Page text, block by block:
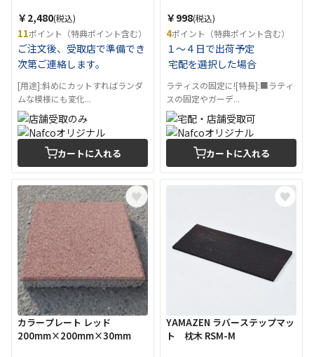
￥2,480(税込)
11ポイント（特典ポイント含む）
ご注文後、受取店で準備でき
次第ご連絡します。
[用途]:斜めにカットすればランダ
ムな模様にも変化...
カートに入れる
￥998(税込)
4ポイント（特典ポイント含む）
１～４日で出荷予定
宅配を選択した場合
ラティスの固定に![特長]:■ラティ
スの固定やガーデ...
カートに入れる
カラープレート レッド
200mm×200mm×30mm
YAMAZEN ラバーステップマッ
ト 枕木 RSM-M